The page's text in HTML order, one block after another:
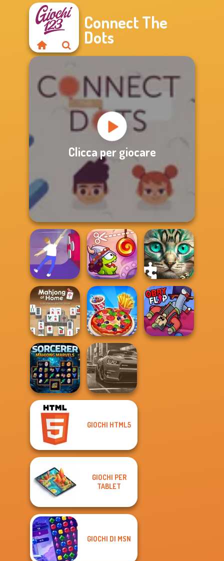
Connect The
Dots
Clicca per giocare
Balance It
Cut The Rope:
Time Travel
Favorite Puzzles
Mahjong At
Home -
Scandinavian...
Cooking Live
Sorcerer
Mahjong Marvels
GIOCHI HTML5
GIOCHI PER
TABLET
GIOCHI DI MSN